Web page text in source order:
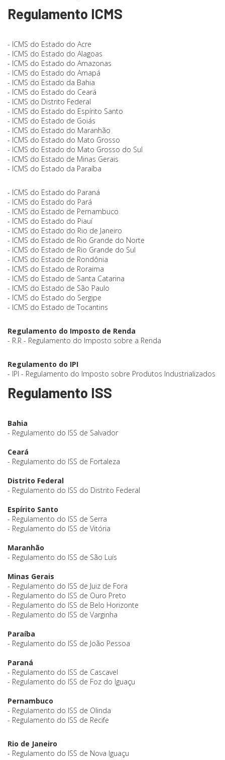
Regulamento ICMS
- ICMS do Estado do Acre
- ICMS do Estado do Alagoas
- ICMS do Estado do Amazonas
- ICMS do Estado do Amapá
- ICMS do Estado da Bahia
- ICMS do Estado do Ceará
- ICMS do Distrito Federal
- ICMS do Estado do Espírito Santo
- ICMS do Estado de Goiás
- ICMS do Estado do Maranhão
- ICMS do Estado do Mato Grosso
- ICMS do Estado do Mato Grosso do Sul
- ICMS do Estado de Minas Gerais
- ICMS do Estado da Paraíba
- ICMS do Estado do Paraná
- ICMS do Estado do Pará
- ICMS do Estado de Pernambuco
- ICMS do Estado do Piauí
- ICMS do Estado do Rio de Janeiro
- ICMS do Estado de Rio Grande do Norte
- ICMS do Estado de Rio Grande do Sul
- ICMS do Estado de Rondônia
- ICMS do Estado de Roraima
- ICMS do Estado de Santa Catarina
- ICMS do Estado de São Paulo
- ICMS do Estado do Sergipe
- ICMS do Estado de Tocantins
Regulamento do Imposto de Renda
- R.R - Regulamento do Imposto sobre a Renda
Regulamento do IPI
- IPI - Regulamento do Imposto sobre Produtos Industrializados
Regulamento ISS
Bahia
- Regulamento do ISS de Salvador
Ceará
- Regulamento do ISS de Fortaleza
Distrito Federal
- Regulamento do ISS do Distrito Federal
Espírito Santo
- Regulamento do ISS de Serra
- Regulamento do ISS de Vitória
Maranhão
- Regulamento do ISS de São Luís
Minas Gerais
- Regulamento do ISS de Juiz de Fora
- Regulamento do ISS de Ouro Preto
- Regulamento do ISS de Belo Horizonte
- Regulamento do ISS de Varginha
Paraíba
- Regulamento do ISS de João Pessoa
Paraná
- Regulamento do ISS de Cascavel
- Regulamento do ISS de Foz do Iguaçu
Pernambuco
- Regulamento do ISS de Olinda
- Regulamento do ISS de Recife
Rio de Janeiro
- Regulamento do ISS de Nova Iguaçu